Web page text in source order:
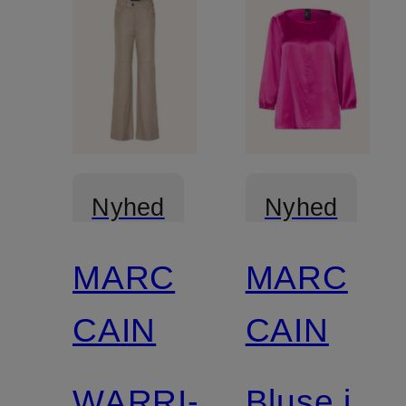
Nyhed
Certificeret
MARC
CAIN
Nyhed
MARC
CAIN